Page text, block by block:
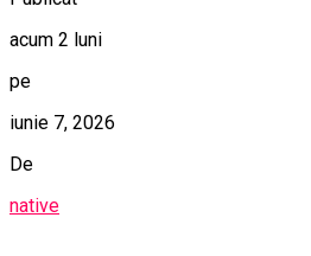
acum 2 luni
pe
iunie 7, 2026
De
native